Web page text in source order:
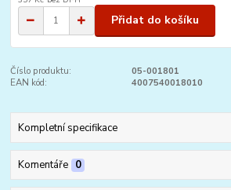
Přidat do košíku
Číslo produktu:
05-001801
EAN kód:
4007540018010
Kompletní specifikace
Komentáře 0